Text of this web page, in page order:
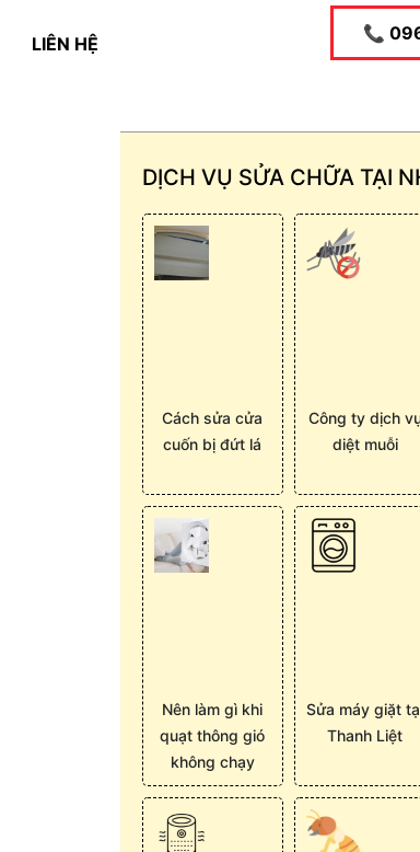
LIÊN HỆ 📞
DỊCH VỤ SỬA CHỮA TẠI
Cách sửa cửa
cuốn bị đứt lá
Công ty dịch
diệt muỗi
Nên làm gì khi
quạt thông gió
không chạy
Sửa máy giặt
Thanh Liệt